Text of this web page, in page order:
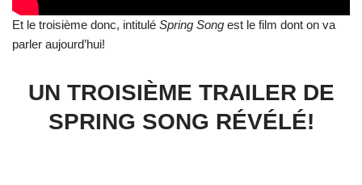
Et le troisième donc, intitulé Spring Song est le film dont on va
parler aujourd’hui!
UN TROISIÈME TRAILER DE
SPRING SONG RÉVÉLÉ!